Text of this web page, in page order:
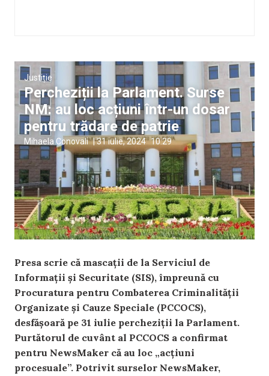
Justiție
Percheziții la Parlament. Surse
NM: au loc acțiuni într-un dosar
pentru trădare de patrie
Mihaela Conovali |31 iulie, 2024 10:29
Presa scrie că mascații de la Serviciul de
Informații și Securitate (SIS), împreună cu
Procuratura pentru Combaterea Criminalităţii
Organizate şi Cauze Speciale (PCCOCS),
desfășoară pe 31 iulie percheziții la Parlament.
Purtătorul de cuvânt al PCCOCS a confirmat
pentru NewsMaker că au loc „acțiuni
procesuale”. Potrivit surselor NewsMaker,